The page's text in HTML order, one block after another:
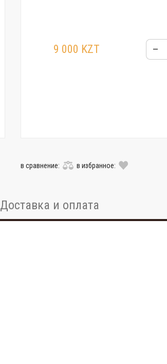
9 000 KZT –
в сравнение: в избранное:
Доставка и оплата